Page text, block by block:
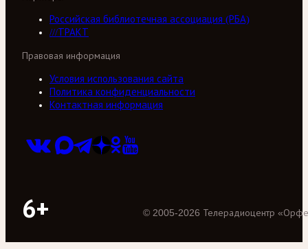
Российская библиотечная ассоциация (РБА)
///ТРАКТ
Правовая информация
Условия использования сайта
Политика конфиденциальности
Контактная информация
6+ © 2005-2026 Телерадиоцентр